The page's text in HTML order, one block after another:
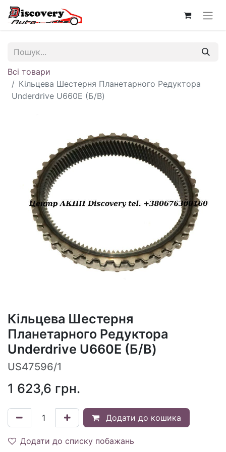
Всі товари
Кільцева Шестерня Планетарного Редуктора
Underdrive U660E (Б/В)
Кільцева Шестерня
Планетарного Редуктора
Underdrive U660E (Б/В)
US47596/1
1 623,6 грн.
Додати до кошика
Додати до списку побажань